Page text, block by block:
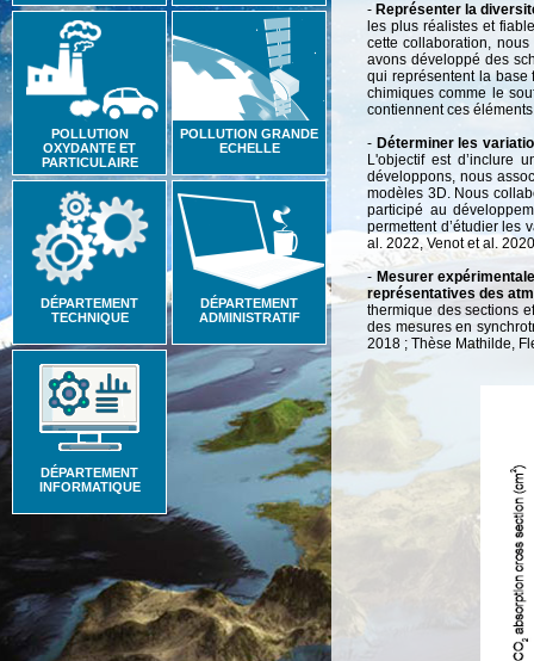
POLLUTION
OXYDANTE ET
PARTICULAIRE
POLLUTION GRANDE
ECHELLE
DÉPARTEMENT
TECHNIQUE
DÉPARTEMENT
ADMINISTRATIF
DÉPARTEMENT
INFORMATIQUE
- Représenter la
les plus réalistes et
cette collaboration,
avons développé des
qui représentent la base
chimiques comme le
contiennent ces
- Déterminer les
L'objectif est d’inclure
développons, nous
modèles 3D. Nous
participé au
permettent d’étudier les
al. 2022, Venot et al.
- Mesurer
représentatives des
thermique des sections
des mesures en
2018 ; Thèse Mathilde,